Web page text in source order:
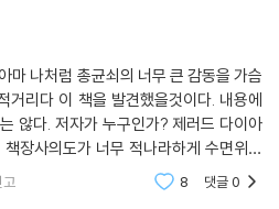
한 정착하기 위한 보다 나은 환경, 보다
면서, 이제껏 격리되어 있던 토착종들
만의 특질은 아니나 동물보다 더 체계
에 더해 인류는 동물도 가질 수 있는 잔
멸망의 기로에 스스로 서게 된다. 바로
나가사키 핵 투하로 인해 전 세계가 핵
구하고 핵의 존재에 매달리고 만다. 그
어둡기만 한 것일까? 이 책은 인류의 역
마 나처럼 총균쇠의 너무 큰 감동을 가슴
거리다 이 책을 발견했을것이다. 내용에
않다. 저자가 누구인가? 제러드 다이아
장사의도가 너무 적나라하게 수면위로
기대어 악수를 두었다. 2015년 씌어진
고 8 댓글0